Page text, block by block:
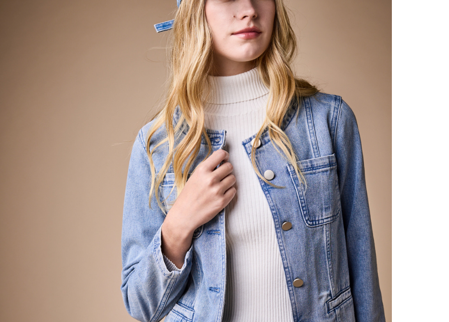
3.完整用戶服務條款，請詳閱以下連結：
每筆NT$80，滿NT$1,000(含以上)免運費